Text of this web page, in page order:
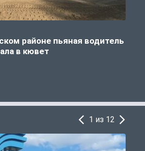
районе пьяная водитель
в кювет
1 из 12